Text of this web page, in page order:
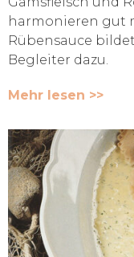
harmonieren gut
Rübensauce
Begleiter dazu.
Mehr lesen >>